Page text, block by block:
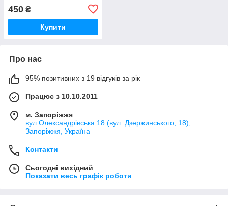
450 ₴
Купити
Про нас
95% позитивних з 19 відгуків за рік
Працює з 10.10.2011
м. Запоріжжя
вул.Олександрівська 18 (вул. Дзержинського, 18),
Запоріжжя, Україна
Контакти
Сьогодні вихідний
Показати весь графік роботи